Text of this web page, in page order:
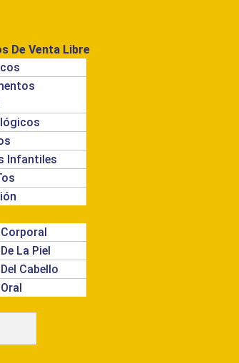
De Venta Libre
Infantiles
La Piel
Cabello